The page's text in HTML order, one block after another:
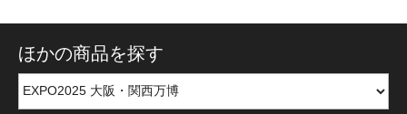
ほかの商品を探す